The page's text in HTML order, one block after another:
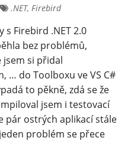
.NET, Firebird
Firebird .NET 2.0
bez problémů,
jsem si přidal
… do Toolboxu ve VS C#
to pěkně, zdá se že
jsem i testovací
pár ostrých aplikací stále
problém se přece